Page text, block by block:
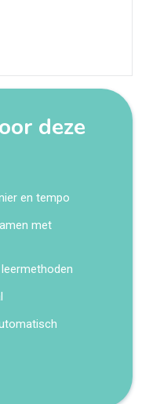
deze
en tempo
met